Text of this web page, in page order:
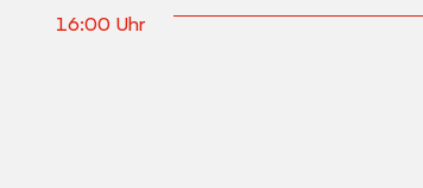
16:00 Uhr